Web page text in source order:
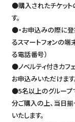
●購入されたチケット
す。
●・お申込みの際に登
るスマートフォンの
る電話番号）
●ノベルティ付きカフ
お申込みいただけます
●5名以上のグループ
分ご購入の上、当日
いたします。